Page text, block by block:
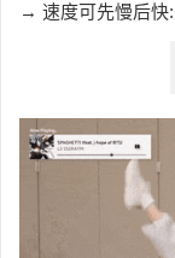
→ 速度可先慢后快